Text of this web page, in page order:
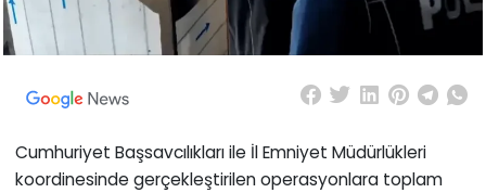
Cumhuriyet Başsavcılıkları ile İl Emniyet Müdürlükleri
koordinesinde gerçekleştirilen operasyonlara toplam